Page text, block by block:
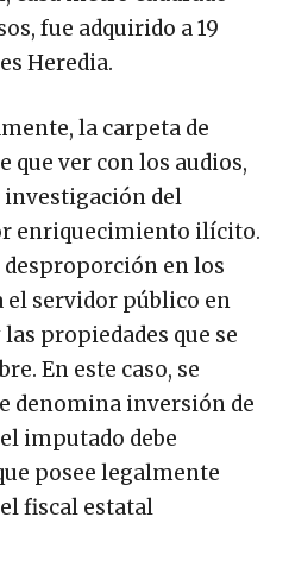
fue adquirido a 19
Heredia.
la carpeta de
ver con los audios,
investigación del
enriquecimiento ilícito.
desproporción en los
el servidor público en
propiedades que se
En este caso, se
denomina inversión de
imputado debe
posee legalmente
fiscal estatal